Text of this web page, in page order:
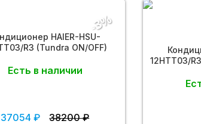
HAIER-HSU-
R3 (Tundra ON/OFF)
Есть в наличии
-3%
37054 ₽ 38200 ₽
12HTT03/